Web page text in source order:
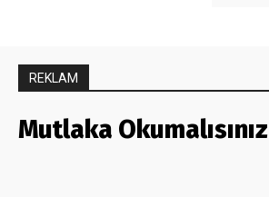
REKLAM
Mutlaka Okumalısınız